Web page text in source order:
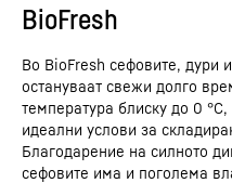
BioFresh
Во BioFresh сефовите, дури
остануваат свежи долго
температура блиску до 0
идеални услови за
Благодарение на силното
сефовите има и поголема